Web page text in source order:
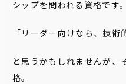
シップを問われる資格です。
「リーダー向けなら、技術
と思うかもしれませんが
格。